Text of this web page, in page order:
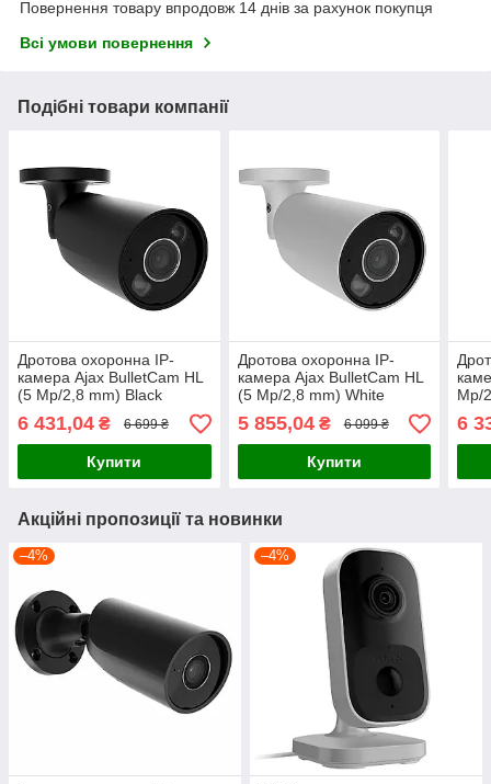
Повернення товару впродовж 14 днів за рахунок покупця
Всі умови повернення
Подібні товари компанії
Дротова охоронна IP-
камера Ajax BulletCam HL
(5 Mp/2,8 mm) Black
(128252.217.BL1)
6 431,04 ₴ 6 699 ₴
Купити
Дротова охоронна IP-
камера Ajax BulletCam HL
(5 Mp/2,8 mm) White
(126253.217.WH1)
5 855,04₴ 6 099 ₴
Купити
Mp/
6
Акційні пропозиції та новинки
–4% –4%